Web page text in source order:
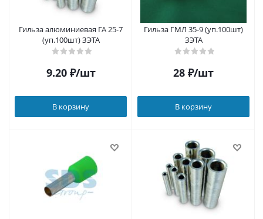
Гильза алюминиевая ГА 25-7
(уп.100шт) ЗЭТА
9.20₽/шт
В корзину
Гильза ГМЛ 35-9 (уп.100шт)
ЗЭТА
28 ₽/шт
В корзину